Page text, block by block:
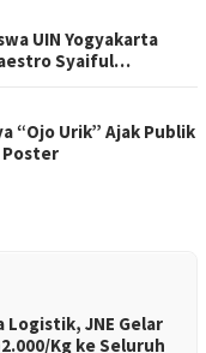
UIN Yogyakarta
Syaiful…
“Ojo Urik” Ajak Publik
Logistik, JNE Gelar
Kg ke Seluruh